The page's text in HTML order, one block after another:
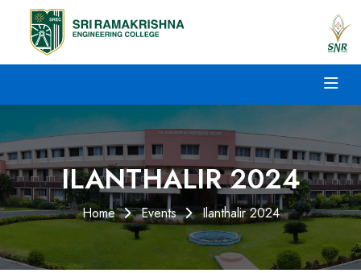
ILANTHALIR 2024
Home Events Ilanthalir 2024